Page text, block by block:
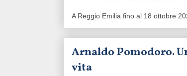
A Reggio Emilia fino al 18 ottobre
Arnaldo Pomodoro.
vita